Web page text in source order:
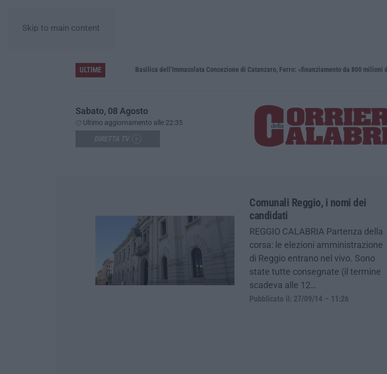
Skip to main content
ULTIME Basilica dell’Immacolata Concezione di Catanzaro, Ferro: «finanziamento da 800 milioni di euro»
Sabato, 08 Agosto
Ultimo aggiornamento alle 22:35
Comunali Reggio, i nomi dei
candidati
REGGIO CALABRIA Partenza della
corsa: le elezioni amministrazione
di Reggio entrano nel vivo. Sono
state tutte consegnate (il termine
scadeva alle 12…
Pubblicato il: 27/09/14 – 11:26